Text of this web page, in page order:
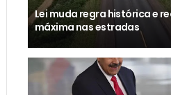
Lei muda regra histórica e
máxima nas estradas